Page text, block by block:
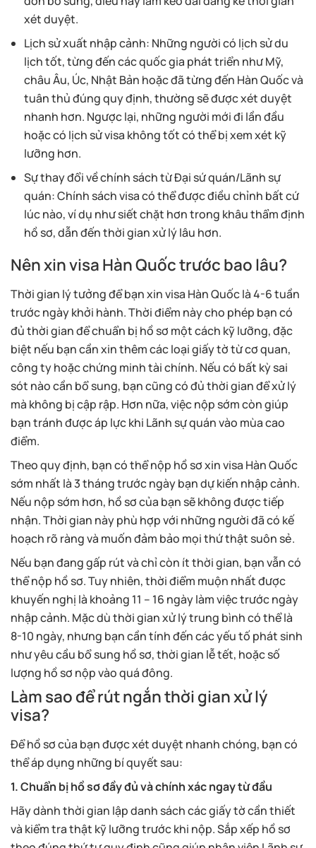
xét duyệt.
Lịch sử xuất nhập cảnh: Những người có lịch sử du
lịch tốt, từng đến các quốc gia phát triển như Mỹ,
châu Âu, Úc, Nhật Bản hoặc đã từng đến Hàn Quốc và
tuân thủ đúng quy định, thường sẽ được xét duyệt
nhanh hơn. Ngược lại, những người mới đi lần đầu
hoặc có lịch sử visa không tốt có thể bị xem xét kỹ
lưỡng hơn.
Sự thay đổi về chính sách từ Đại sứ quán/Lãnh sự
quán: Chính sách visa có thể được điều chỉnh bất cứ
lúc nào, ví dụ như siết chặt hơn trong khâu thẩm định
hồ sơ, dẫn đến thời gian xử lý lâu hơn.
Nên xin visa Hàn Quốc trước bao lâu?
Thời gian lý tưởng để bạn xin visa Hàn Quốc là 4-6 tuần
trước ngày khởi hành. Thời điểm này cho phép bạn có
đủ thời gian để chuẩn bị hồ sơ một cách kỹ lưỡng, đặc
biệt nếu bạn cần xin thêm các loại giấy tờ từ cơ quan,
công ty hoặc chứng minh tài chính. Nếu có bất kỳ sai
sót nào cần bổ sung, bạn cũng có đủ thời gian để xử lý
mà không bị cập rập. Hơn nữa, việc nộp sớm còn giúp
bạn tránh được áp lực khi Lãnh sự quán vào mùa cao
điểm.
Theo quy định, bạn có thể nộp hồ sơ xin visa Hàn Quốc
sớm nhất là 3 tháng trước ngày bạn dự kiến nhập cảnh.
Nếu nộp sớm hơn, hồ sơ của bạn sẽ không được tiếp
nhận. Thời gian này phù hợp với những người đã có kế
hoạch rõ ràng và muốn đảm bảo mọi thứ thật suôn sẻ.
Nếu bạn đang gấp rút và chỉ còn ít thời gian, bạn vẫn có
thể nộp hồ sơ. Tuy nhiên, thời điểm muộn nhất được
khuyến nghị là khoảng 11 – 16 ngày làm việc trước ngày
nhập cảnh. Mặc dù thời gian xử lý trung bình có thể là
8-10 ngày, nhưng bạn cần tính đến các yếu tố phát sinh
như yêu cầu bổ sung hồ sơ, thời gian lễ tết, hoặc số
lượng hồ sơ nộp vào quá đông.
Làm sao để rút ngắn thời gian xử lý
visa?
Để hồ sơ của bạn được xét duyệt nhanh chóng, bạn có
thể áp dụng những bí quyết sau:
1. Chuẩn bị hồ sơ đầy đủ và chính xác ngay từ đầu
Hãy dành thời gian lập danh sách các giấy tờ cần thiết
và kiểm tra thật kỹ lưỡng trước khi nộp. Sắp xếp hồ sơ